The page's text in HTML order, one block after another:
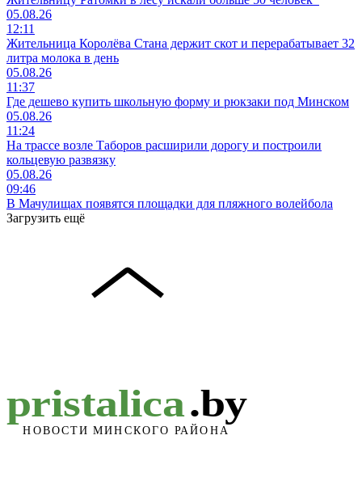
05.08.26
12:11
Жительница Королёва Стана держит скот и перерабатывает 32
литра молока в день
05.08.26
11:37
Где дешево купить школьную форму и рюкзаки под Минском
05.08.26
11:24
На трассе возле Таборов расширили дорогу и построили
кольцевую развязку
05.08.26
09:46
В Мачулищах появятся площадки для пляжного волейбола
Загрузить ещё